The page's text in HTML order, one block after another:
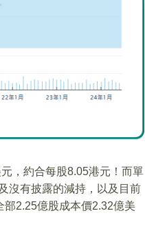
，約合每股8.05港元！而單
沒有披露的減持，以及目前
2.25億股成本價2.32億美